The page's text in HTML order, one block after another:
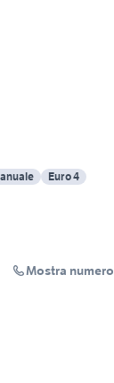
Euro 4
Mostra numero